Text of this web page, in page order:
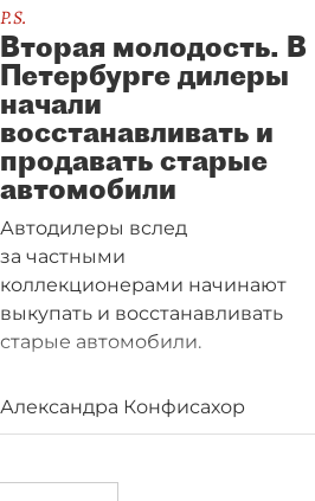
P.S.
Вторая молодость. В
Петербурге дилеры
начали
восстанавливать и
продавать старые
автомобили
Автодилеры вслед
за частными
коллекционерами начинают
выкупать и восстанавливать
старые автомобили.
Александра Конфисахор